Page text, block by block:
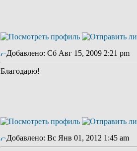
Добавлено: Сб Авг 15, 2009 2:21 pm
Благодарю!
Добавлено: Вс Янв 01, 2012 1:45 am